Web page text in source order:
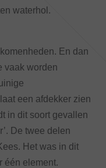
waterhol.
En dan
vaak worden
een afdekker zien
in dit soort gevallen
De twee delen
Het was in dit
één element.